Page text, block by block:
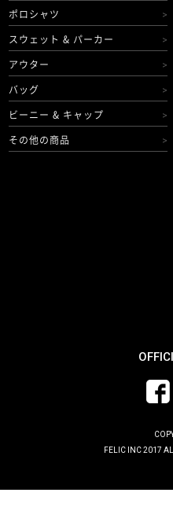
ポロシャツ >
スウェット & パーカー >
アウター >
バッグ >
ビーニー & キャップ >
その他の商品 >
FELIC INC 2017